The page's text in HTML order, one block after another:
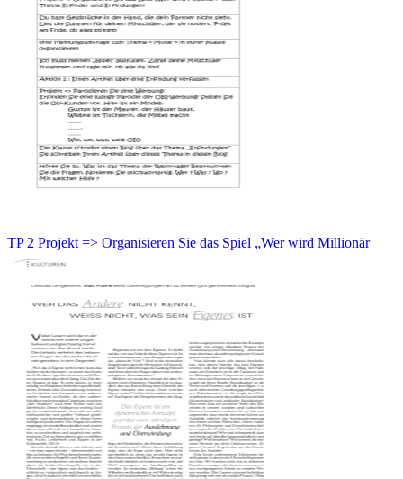
TP 2 Projekt => Organisieren Sie das Spiel „Wer wird Millionär